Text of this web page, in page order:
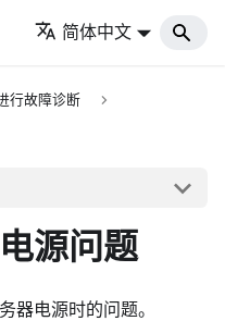
简体中文
行故障诊断
源问题
器电源时的问题。